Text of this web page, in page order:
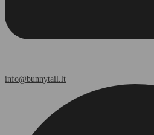
info@bunnytail.lt